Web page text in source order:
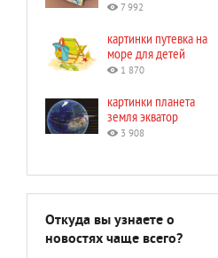
7 992
картинки путевка на
море для детей
1 870
картинки планета
земля экватор
3 908
Откуда вы узнаете о
новостях чаще всего?